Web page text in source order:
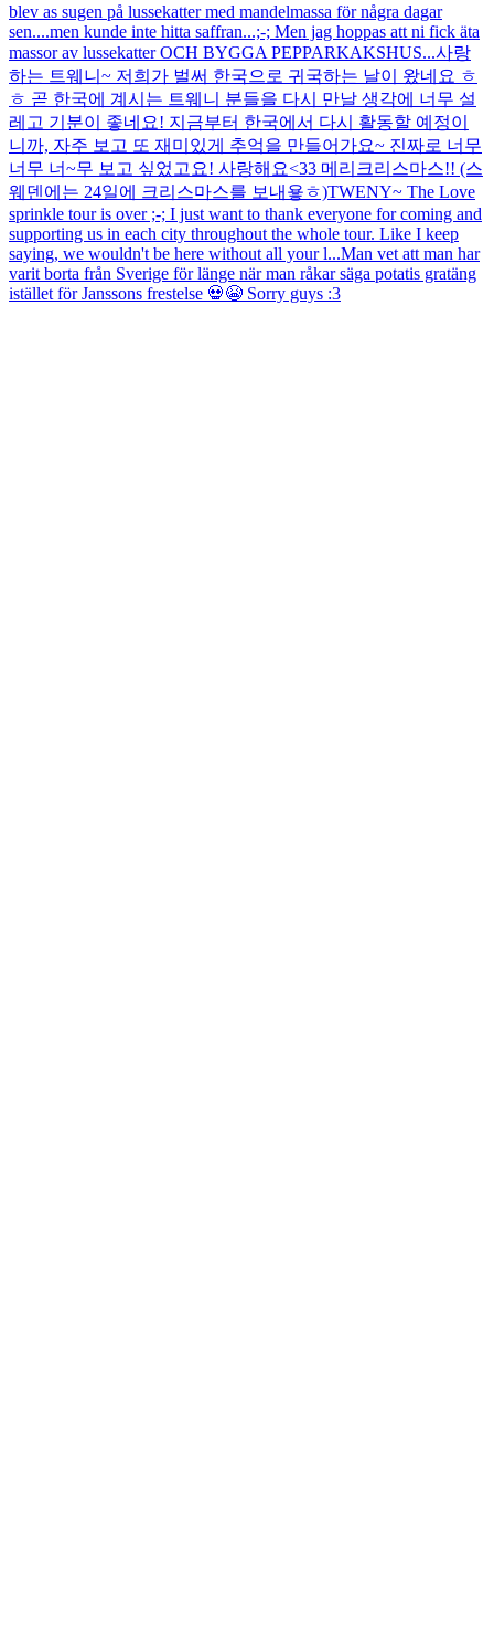
blev as sugen på lussekatter med mandelmassa för några dagar
sen....men kunde inte hitta saffran...;-; Men jag hoppas att ni fick äta
massor av lussekatter OCH BYGGA PEPPARKAKSHUS...사랑
하는 트웨니~ 저희가 벌써 한국으로 귀국하는 날이 왔네요 ㅎ
ㅎ 곧 한국에 계시는 트웨니 분들을 다시 만날 생각에 너무 설
레고 기분이 좋네요! 지금부터 한국에서 다시 활동할 예정이
니까, 자주 보고 또 재미있게 추억을 만들어가요~ 진짜로 너무
너무 너~무 보고 싶었고요! 사랑해요<33 메리크리스마스!! (스
웨덴에는 24일에 크리스마스를 보내욯ㅎ)TWENY~ The Love
sprinkle tour is over ;-; I just want to thank everyone for coming and
supporting us in each city throughout the whole tour. Like I keep
saying, we wouldn't be here without all your l...Man vet att man har
varit borta från Sverige för länge när man råkar säga potatis gratäng
istället för Janssons frestelse 💀😭 Sorry guys :3